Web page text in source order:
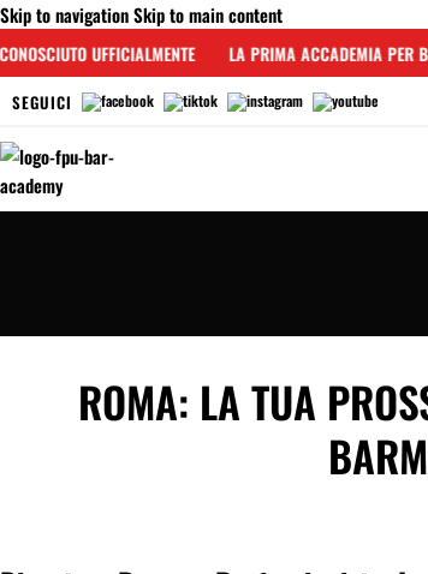
Skip to navigationSkip to main content
UFFICIALMENTE LA PRIMA ACCADEMIA PER
SEGUICI
ROMA: LA TUA